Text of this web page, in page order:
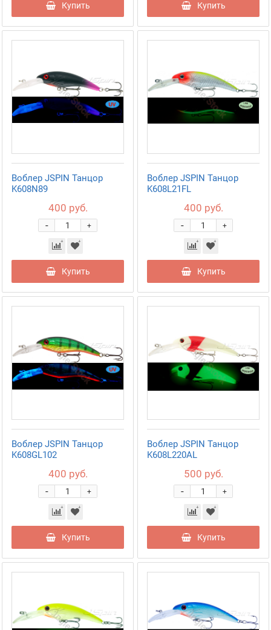
Купить Купить
Воблер JSPIN Танцор
K608N89
400 руб.
+
-
Купить
Воблер JSPIN Танцор
K608L21FL
400 руб.
+
-
Купить
Воблер JSPIN Танцор
K608GL102
400 руб.
+
-
Купить
Воблер JSPIN Танцор
K608L220AL
500 руб.
+
-
Купить